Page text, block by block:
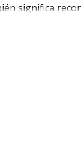
significa
reparar su
de la
romper el
Jesús lo hizo.